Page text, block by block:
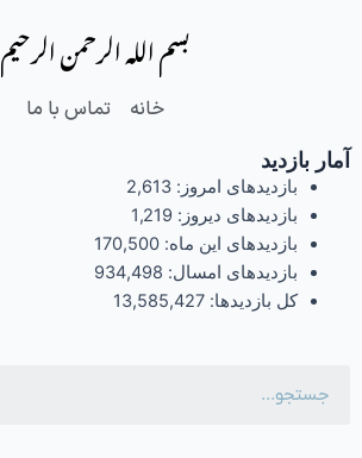
بسم الله الرحمن الرحیم
خانه تماس با ما
آمار بازدید
بازدیدهای امروز: 2,613
بازدیدهای دیروز: 1,219
بازدیدهای این ماه: 170,500
بازدیدهای امسال: 934,498
کل بازدیدها: 13,585,427